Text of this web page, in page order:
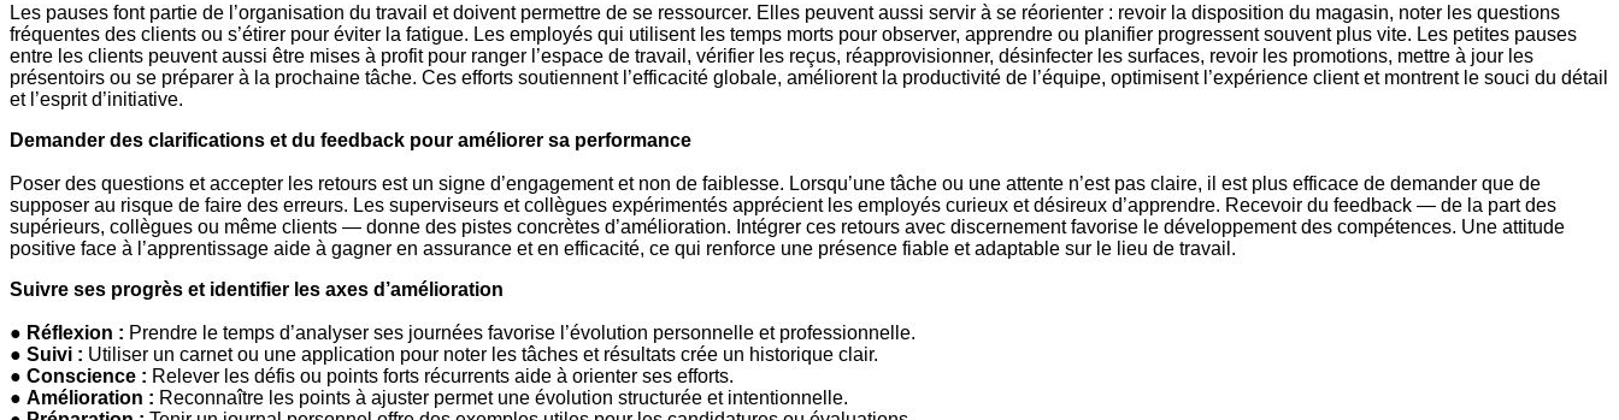
Les pauses font partie de l’organisation du travail et doivent permettre de se ressourcer. Elles peuvent aussi servir à se réorienter : revoir la disposition du magasin, noter les questions
fréquentes des clients ou s’étirer pour éviter la fatigue. Les employés qui utilisent les temps morts pour observer, apprendre ou planifier progressent souvent plus vite. Les petites pauses
entre les clients peuvent aussi être mises à profit pour ranger l’espace de travail, vérifier les reçus, réapprovisionner, désinfecter les surfaces, revoir les promotions, mettre à jour les
présentoirs ou se préparer à la prochaine tâche. Ces efforts soutiennent l’efficacité globale, améliorent la productivité de l’équipe, optimisent l’expérience client et montrent le souci du détail
et l’esprit d’initiative.
Demander des clarifications et du feedback pour améliorer sa performance
Poser des questions et accepter les retours est un signe d’engagement et non de faiblesse. Lorsqu’une tâche ou une attente n’est pas claire, il est plus efficace de demander que de
supposer au risque de faire des erreurs. Les superviseurs et collègues expérimentés apprécient les employés curieux et désireux d’apprendre. Recevoir du feedback — de la part des
supérieurs, collègues ou même clients — donne des pistes concrètes d’amélioration. Intégrer ces retours avec discernement favorise le développement des compétences. Une attitude
positive face à l’apprentissage aide à gagner en assurance et en efficacité, ce qui renforce une présence fiable et adaptable sur le lieu de travail.
Suivre ses progrès et identifier les axes d’amélioration
● Réflexion : Prendre le temps d’analyser ses journées favorise l’évolution personnelle et professionnelle.
● Suivi : Utiliser un carnet ou une application pour noter les tâches et résultats crée un historique clair.
● Conscience : Relever les défis ou points forts récurrents aide à orienter ses efforts.
● Amélioration : Reconnaître les points à ajuster permet une évolution structurée et intentionnelle.